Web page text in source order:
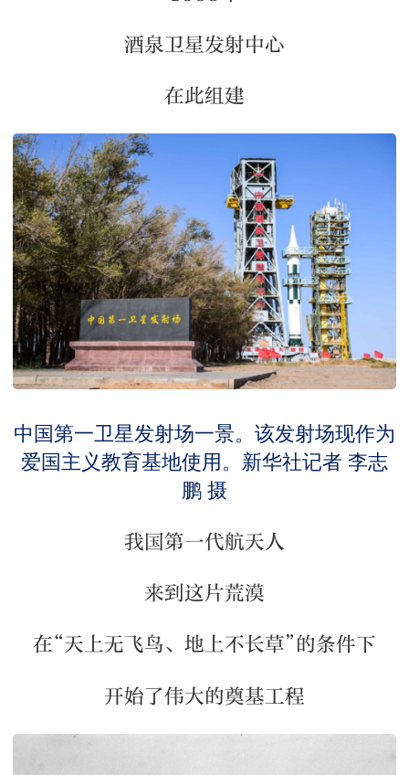
酒泉卫星发射中心
在此组建
中国第一卫星发射场一景。该发射场现作为
爱国主义教育基地使用。新华社记者 李志
鹏 摄
我国第一代航天人
来到这片荒漠
在“天上无飞鸟、地上不长草”的条件下
开始了伟大的奠基工程